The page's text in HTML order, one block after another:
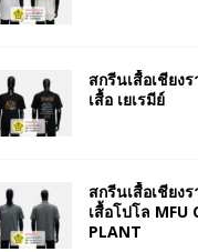
สกรีนเสื้อเชียง
เสื้อ เยเรมีย์
สกรีนเสื้อเชียง
เสื้อโปโล MFU
PLANT